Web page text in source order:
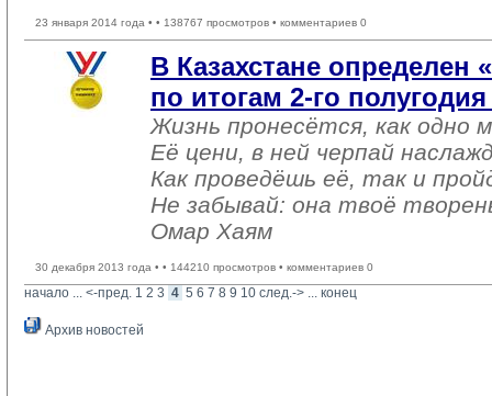
23 января 2014 года • • 138767 просмотров • комментариев 0
В Казахстане определен
по итогам 2-го полугодия
Жизнь пронесётся, как одно
Её цени, в ней черпай
Как проведёшь её, так и
Не забывай: она твоё
Омар Хаям
30 декабря 2013 года • • 144210 просмотров • комментариев 0
начало ... <-пред. 1 2 3 4 5 6 7 8 9 10 след.-> ... конец
Архив новостей